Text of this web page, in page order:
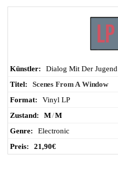
Dialog Mit Der Jugend
Scenes From A Window
Vinyl LP
M/M
Electronic
21,90€